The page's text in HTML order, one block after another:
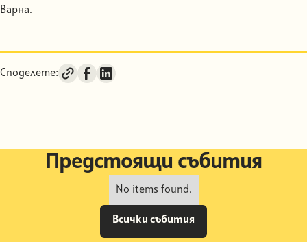
Варна.
Споделете:
Предстоящи събития
No items found.
Всички събития